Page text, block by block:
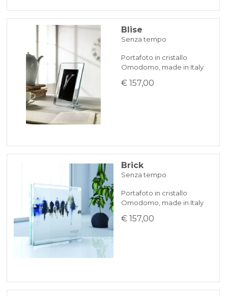
Blise
Senza tempo
Portafoto in cristallo
Omodomo, made in Italy
€ 157,00
Brick
Senza tempo
Portafoto in cristallo
Omodomo, made in Italy
€ 157,00